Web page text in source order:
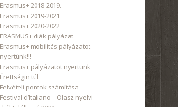
Erasmus+ 2018-2019.
Erasmus+ 2019-2021
Erasmus+ 2020-2022
ERASMUS+ diák pályázat
Erasmus+ mobilitás pályázatot
nyertünk!!!
Erasmus+ pályázatot nyertünk
Érettségin túl
Felvételi pontok számítása
Festival d’Italiano – Olasz nyelvi